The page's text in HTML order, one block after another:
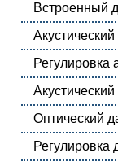
Встроенный
Акустический
Регулировка
Оптический
Регулировка